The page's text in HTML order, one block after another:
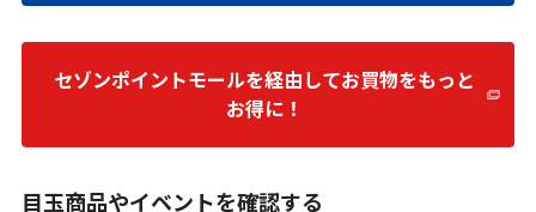
セゾンポイントモールを経由してお買物をもっと
お得に！
目玉商品やイベントを確認する